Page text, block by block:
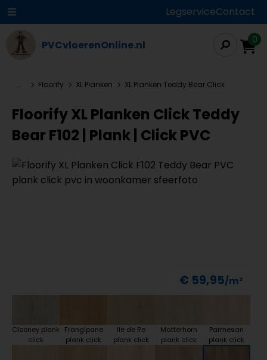
LegserviceContact
PVCvloerenOnline.nl 0
... Floorify XL Planken XL Planken Teddy Bear Click
Floorify XL Planken Click Teddy
Bear F102 | Plank | Click PVC
€ 59,95
Clooney plank
click
Frangipane
plank click
Ile de Re
plank click
Matterhorn
plank click
Parmesan
plank click